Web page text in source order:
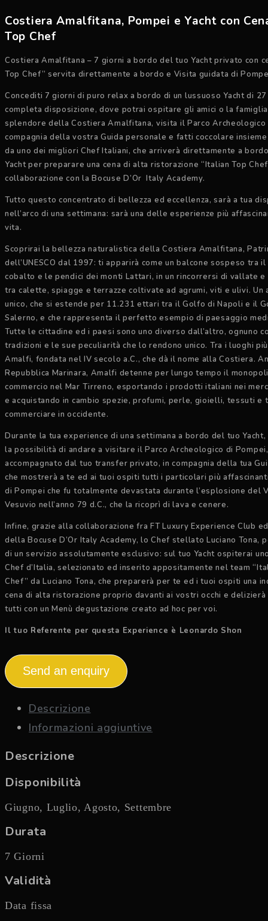
Costiera Amalfitana, Pompei e Yacht con
Top Chef
Costiera Amalfitana – 7 giorni a bordo del tuo Yacht privato con
Top Chef” servita direttamente a bordo e Visita guidata di
Concediti 7 giorni di puro relax a bordo di un lussuoso Yacht di
completa disposizione, dove potrai ospitare gli amici o la
splendore della Costiera Amalfitana, visita il Parco Archeologico
compagnia della vostra Guida personale e fatti coccolare
da uno dei migliori Chef Italiani, che arriverà direttamente a
Yacht per preparare una cena di alta ristorazione “Italian Top
collaborazione con la Bocuse D’Or Italy Academy.
Tutto questo concentrato di bellezza ed eccellenza, sarà a tua
nell’arco di una settimana: sarà una delle esperienze più
vita.
Scoprirai la bellezza naturalistica della Costiera Amalfitana,
dell’UNESCO dal 1997: ti apparirà come un balcone sospeso tra
cobalto e le pendici dei monti Lattari, in un rincorrersi di vallate
tra calette, spiagge e terrazze coltivate ad agrumi, viti e ulivi. Un
unico, che si estende per 11.231 ettari tra il Golfo di Napoli e il
Salerno, e che rappresenta il perfetto esempio di paesaggio
Tutte le cittadine ed i paesi sono uno diverso dall’altro, ognuno
tradizioni e le sue peculiarità che lo rendono unico. Tra i luoghi
Amalfi, fondata nel IV secolo a.C., che dà il nome alla Costiera.
Repubblica Marinara, Amalfi detenne per lungo tempo il
commercio nel Mar Tirreno, esportando i prodotti italiani nei
e acquistando in cambio spezie, profumi, perle, gioielli, tessuti e
commerciare in occidente.
Durante la tua experience di una settimana a bordo del tuo Yacht,
la possibilità di andare a visitare il Parco Archeologico di Pompei,
accompagnato dal tuo transfer privato, in compagnia della tua
che mostrerà a te ed ai tuoi ospiti tutti i particolari più
di Pompei che fu totalmente devastata durante l’esplosione del
Vesuvio nell’anno 79 d.C., che la ricoprì di lava e cenere.
Infine, grazie alla collaborazione fra FT Luxury Experience Club
della Bocuse D’Or Italy Academy, lo Chef stellato Luciano Tona,
di un servizio assolutamente esclusivo: sul tuo Yacht ospiterai
Chef d’Italia, selezionato ed inserito appositamente nel team
Chef” da Luciano Tona, che preparerà per te ed i tuoi ospiti una
cena di alta ristorazione proprio davanti ai vostri occhi e
tutti con un Menù degustazione creato ad hoc per voi.
Il tuo Referente per questa Experience è Leonardo Shon
Send an enquiry
Descrizione
Informazioni aggiuntive
Descrizione
Disponibilità
Giugno, Luglio, Agosto, Settembre
Durata
7 Giorni
Validità
Data fissa